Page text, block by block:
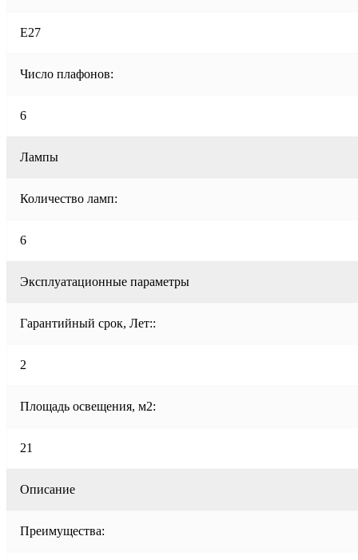
E27
Число плафонов:
6
Лампы
Количество ламп:
6
Эксплуатационные параметры
Гарантийный срок, Лет::
2
Площадь освещения, м2:
21
Описание
Преимущества: